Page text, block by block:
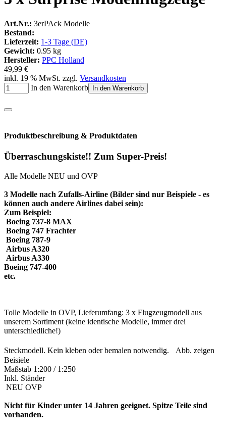
Art.Nr.: 3erPAck Modelle
Bestand:
Lieferzeit: 1-3 Tage (DE)
Gewicht: 0.95 kg
Hersteller: PPC Holland
49,99 €
inkl. 19 % MwSt. zzgl. Versandkosten
In den Warenkorb
In den Warenkorb
Produktbeschreibung & Produktdaten
Überraschungskiste!! Zum Super-Preis!
Alle Modelle NEU und OVP
3 Modelle nach Zufalls-Airline (Bilder sind nur Beispiele - es
können auch andere Airlines dabei sein):
Zum Beispiel:
Boeing 737-8 MAX
Boeing 747 Frachter
Boeing 787-9
Airbus A320
Airbus A330
Boeing 747-400
etc.
Tolle Modelle in OVP, Lieferumfang: 3 x Flugzeugmodell aus
unserem Sortiment (keine identische Modelle, immer drei
unterschiedliche!)
Steckmodell. Kein kleben oder bemalen notwendig. Abb. zeigen
Beisiele
Maßstab 1:200 / 1:250
Inkl. Ständer
NEU OVP
Nicht für Kinder unter 14 Jahren geeignet. Spitze Teile sind
vorhanden.